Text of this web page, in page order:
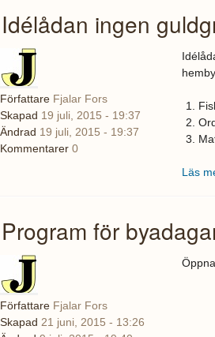
Idélådan ingen
Författare Fjalar Fors
Skapad 19 juli, 2015 - 19:37
Ändrad 19 juli, 2015 - 19:37
Kommentarer 0
Läs
Program för
Författare Fjalar Fors
Skapad 21 juni, 2015 - 13:26